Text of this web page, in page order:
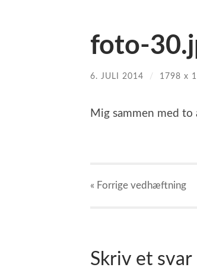
foto-
6. JULI 2014 / 1798 x
Mig sammen med to
« Forrige vedhæftning
Skriv et svar